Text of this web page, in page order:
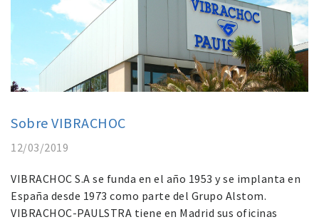
Sobre VIBRACHOC
12/03/2019
VIBRACHOC S.A se funda en el año 1953 y se implanta en
España desde 1973 como parte del Grupo Alstom.
VIBRACHOC-PAULSTRA tiene en Madrid sus oficinas